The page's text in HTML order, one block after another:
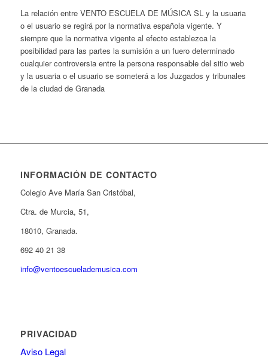
La relación entre VENTO ESCUELA DE MÚSICA SL y la usuaria
o el usuario se regirá por la normativa española vigente. Y
siempre que la normativa vigente al efecto establezca la
posibilidad para las partes la sumisión a un fuero determinado
cualquier controversia entre la persona responsable del sitio web
y la usuaria o el usuario se someterá a los Juzgados y tribunales
de la ciudad de Granada
INFORMACIÓN DE CONTACTO
Colegio Ave María San Cristóbal,
Ctra. de Murcia, 51,
18010, Granada.
692 40 21 38
info@ventoescuelademusica.com
PRIVACIDAD
Aviso Legal